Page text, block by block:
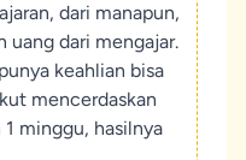
dari manapun,
uang dari mengajar.
keahlian bisa
mencerdaskan
minggu, hasilnya